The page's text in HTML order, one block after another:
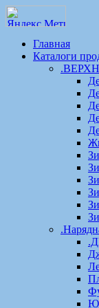
Главная
Каталоги